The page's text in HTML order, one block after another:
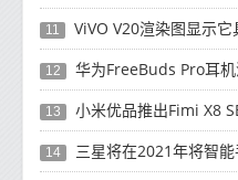
11 ViVO V20渲染图显示它具
12 华为FreeBuds Pro耳
13 小米优品推出Fimi X8
14 三星将在2021年将智